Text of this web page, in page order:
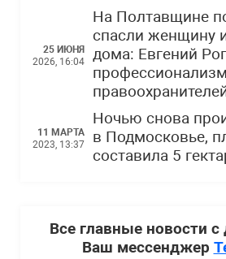
25 ИЮНЯ
2026, 16:04
На Полтавщине
спасли женщину
дома: Евгений
профессионализм
11 МАРТА
2023, 13:37
Ночью снова
в Подмосковье,
составила 5
Все главные новости с
Ваш мессенджер